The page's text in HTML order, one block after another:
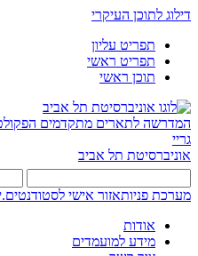
דילוג לתוכן העיקרי
תפריט עליון
תפריט ראשי
תוכן ראשי
המדרשה לתארים מתקדמים
גריי
אוניברסיטת תל אביב
מערכת פניותאזור אישי
אודות
מידע למועמדים